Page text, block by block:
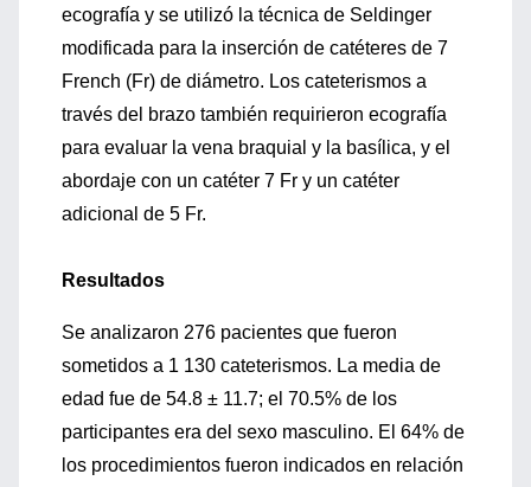
ecografía y se utilizó la técnica de Seldinger
modificada para la inserción de catéteres de 7
French (Fr) de diámetro. Los cateterismos a
través del brazo también requirieron ecografía
para evaluar la vena braquial y la basílica, y el
abordaje con un catéter 7 Fr y un catéter
adicional de 5 Fr.
Resultados
Se analizaron 276 pacientes que fueron
sometidos a 1 130 cateterismos. La media de
edad fue de 54.8 ± 11.7; el 70.5% de los
participantes era del sexo masculino. El 64% de
los procedimientos fueron indicados en relación